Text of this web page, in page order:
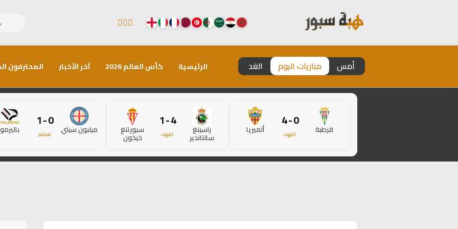
أمس مباريات اليوم الغد الرئيسية كأس العالم 2026 آخر الأخبار المحترفون
قرطبة 0 - 4
انتهت ألميريا راسينغ
سانتاندير
4 - 1
انتهت سبورتنغ
خيخون
ميلبون سيتي 0 - 1
مباشر باليرمو